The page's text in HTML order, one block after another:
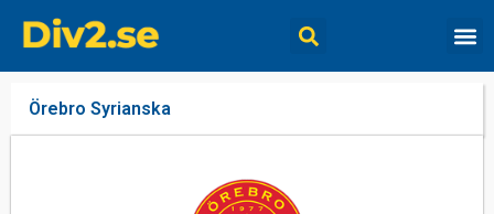
Örebro Syrianska